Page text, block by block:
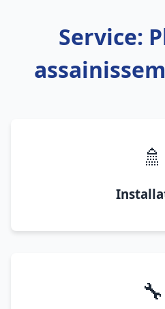
Service:
🚿
🔧